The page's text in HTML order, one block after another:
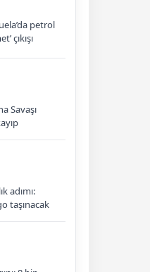
petrol
çıkışı
Savaşı
adımı:
taşınacak